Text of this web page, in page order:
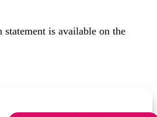
statement is available on the